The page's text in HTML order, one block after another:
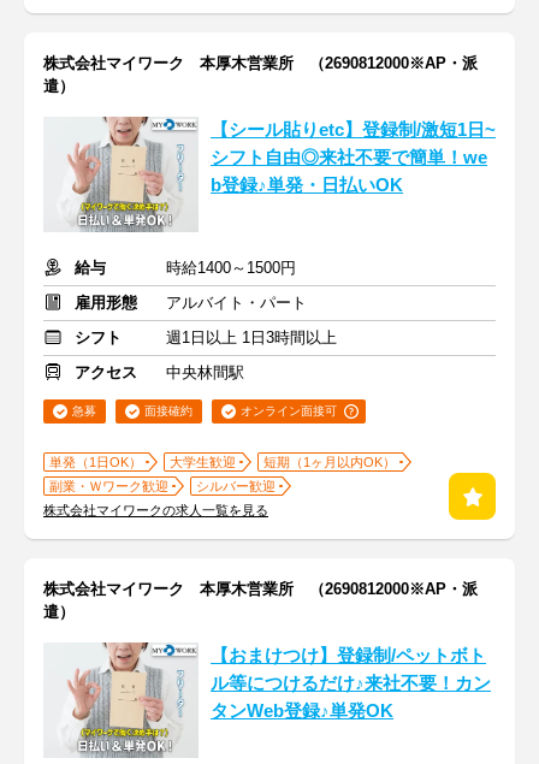
株式会社マイワーク 本厚木営業所 （2690812000※AP・派
遣）
【シール貼りetc】登録制/激短1日~
シフト自由◎来社不要で簡単！we
b登録♪単発・日払いOK
給与
時給1400～1500円
雇用形態
アルバイト・パート
シフト
週1日以上 1日3時間以上
アクセス
中央林間駅
急募 面接確約 オンライン面接可
単発（1日OK） 大学生歓迎
短期（1ヶ月以内OK）
副業・Ｗワーク歓迎
シルバー歓迎
株式会社マイワークの求人一覧を見る
株式会社マイワーク 本厚木営業所 （2690812000※AP・派
遣）
【おまけつけ】登録制/ペットボト
ル等につけるだけ♪来社不要！カン
タンWeb登録♪単発OK